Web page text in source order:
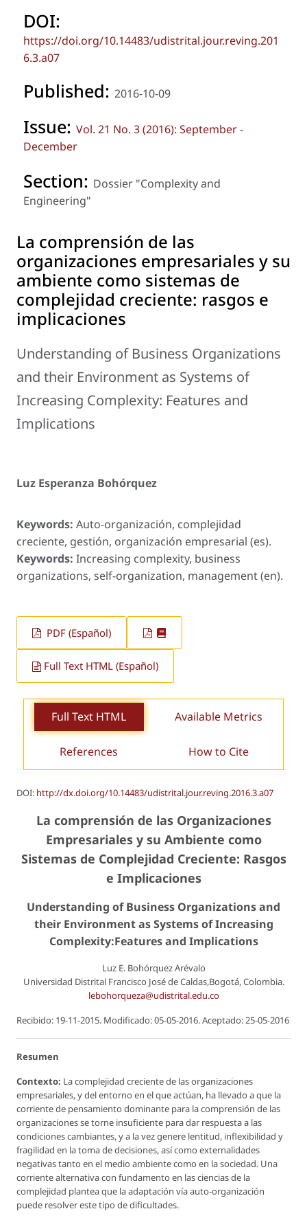
DOI:
https://doi.org/10.14483/udistrital.jour.reving.201
6.3.a07
Published: 2016-10-09
Issue: Vol. 21 No. 3 (2016): September -
December
Section: Dossier "Complexity and
Engineering"
La comprensión de las
organizaciones empresariales y su
ambiente como sistemas de
complejidad creciente: rasgos e
implicaciones
Understanding of Business Organizations
and their Environment as Systems of
Increasing Complexity: Features and
Implications
Luz Esperanza Bohórquez
Keywords: Auto-organización, complejidad
creciente, gestión, organización empresarial (es).
Keywords: Increasing complexity, business
organizations, self-organization, management (en).
PDF (Español)
Full Text HTML (Español)
Full Text HTML Available Metrics
References How to Cite
DOI: http://dx.doi.org/10.14483/udistrital.jour.reving.2016.3.a07
La comprensión de las Organizaciones
Empresariales y su Ambiente como
Sistemas de Complejidad Creciente: Rasgos
e Implicaciones
Understanding of Business Organizations and
their Environment as Systems of Increasing
Complexity:Features and Implications
Luz E. Bohórquez Arévalo
Universidad Distrital Francisco José de Caldas,Bogotá, Colombia.
lebohorqueza@udistrital.edu.co
Recibido: 19-11-2015. Modificado: 05-05-2016. Aceptado: 25-05-2016
Resumen
Contexto: La complejidad creciente de las organizaciones
empresariales, y del entorno en el que actúan, ha llevado a que la
corriente de pensamiento dominante para la comprensión de las
organizaciones se torne insuficiente para dar respuesta a las
condiciones cambiantes, y a la vez genere lentitud, inflexibilidad y
fragilidad en la toma de decisiones, así como externalidades
negativas tanto en el medio ambiente como en la sociedad. Una
corriente alternativa con fundamento en las ciencias de la
complejidad plantea que la adaptación vía auto-organización
puede resolver este tipo de dificultades.